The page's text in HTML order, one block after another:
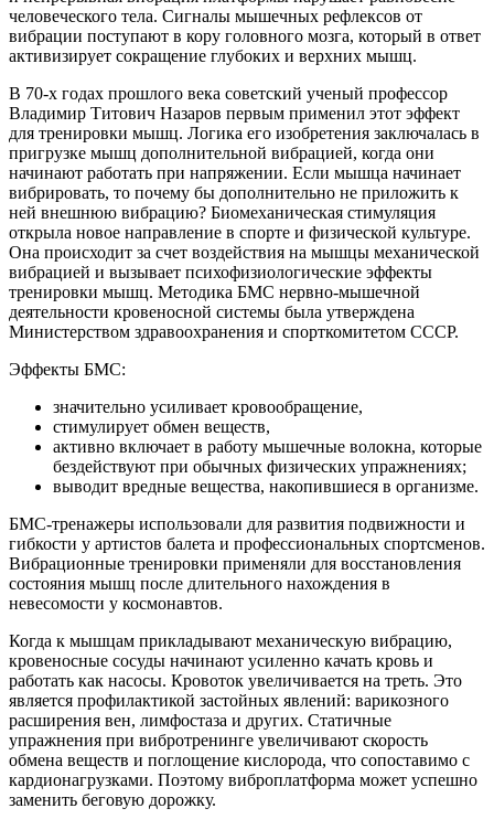
человеческого тела. Сигналы мышечных рефлексов от
вибрации поступают в кору головного мозга, который в ответ
активизирует сокращение глубоких и верхних мышц.
В 70-х годах прошлого века советский ученый профессор
Владимир Титович Назаров первым применил этот эффект
для тренировки мышц. Логика его изобретения заключалась в
пригрузке мышц дополнительной вибрацией, когда они
начинают работать при напряжении. Если мышца начинает
вибрировать, то почему бы дополнительно не приложить к
ней внешнюю вибрацию? Биомеханическая стимуляция
открыла новое направление в спорте и физической культуре.
Она происходит за счет воздействия на мышцы механической
вибрацией и вызывает психофизиологические эффекты
тренировки мышц. Методика БМС нервно-мышечной
деятельности кровеносной системы была утверждена
Министерством здравоохранения и спорткомитетом СССР.
Эффекты БМС:
значительно усиливает кровообращение,
стимулирует обмен веществ,
активно включает в работу мышечные волокна, которые
бездействуют при обычных физических упражнениях;
выводит вредные вещества, накопившиеся в организме.
БМС-тренажеры использовали для развития подвижности и
гибкости у артистов балета и профессиональных спортсменов.
Вибрационные тренировки применяли для восстановления
состояния мышц после длительного нахождения в
невесомости у космонавтов.
Когда к мышцам прикладывают механическую вибрацию,
кровеносные сосуды начинают усиленно качать кровь и
работать как насосы. Кровоток увеличивается на треть. Это
является профилактикой застойных явлений: варикозного
расширения вен, лимфостаза и других. Статичные
упражнения при вибротренинге увеличивают скорость
обмена веществ и поглощение кислорода, что сопоставимо с
кардионагрузками. Поэтому виброплатформа может успешно
заменить беговую дорожку.